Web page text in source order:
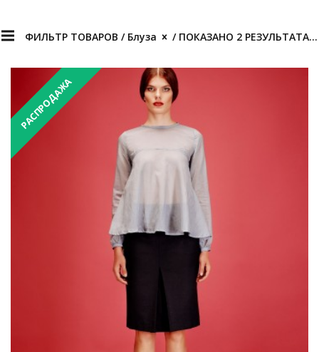
ФИЛЬТР ТОВАРОВ / Блуза / ПОКАЗАНО 2 РЕЗУЛЬТАТА(ОВ)
РАСПРОДАЖА
₴3,800.00 ₴1,900.00